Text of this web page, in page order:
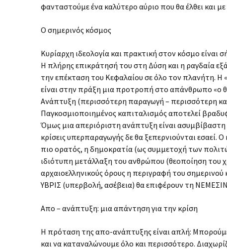
φανταστούμε ένα καλύτερο αύριο που θα έλθει και
Ο σημερινός κόσμος
Κυρίαρχη ιδεολογία και πρακτική στον κόσμο
Η πλήρης επικράτησή του στη Δύση και η ραγδαία
την επέκταση του Κεφαλαίου σε όλο τον πλανήτη. Η
είναι στην πράξη μια προτροπή στο απάνθρωπο «ο
Ανάπτυξη (περισσότερη παραγωγή – περισσότερη
Παγκοσμιοποιημένος καπιταλισμός αποτελεί
Όμως μια απεριόριστη ανάπτυξη είναι
κρίσεις υπερπαραγωγής δε θα ξεπερνιούνται εσαεί.
πιο ορατός, η δημοκρατία (ως συμμετοχή των
ιδιότυπη μετάλλαξη του ανθρώπου (θεοποίηση του
αρχαιοελληνικούς όρους η περιγραφή του
ΥΒΡΙΣ (υπερβολή, ασέβεια) θα επιφέρουν τη
Απο – ανάπτυξη: μια απάντηση για την κρίση
Η πρόταση της απο-ανάπτυξης είναι απλή:
και να καταναλώνουμε όλο και περισσότερο.